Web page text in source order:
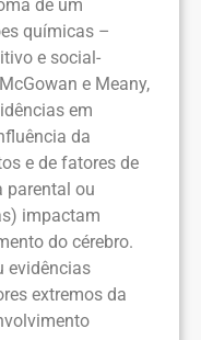
de um
químicas –
e social-
e Meany,
em
da
e de fatores de
parental ou
impactam
do cérebro.
evidências
extremos da